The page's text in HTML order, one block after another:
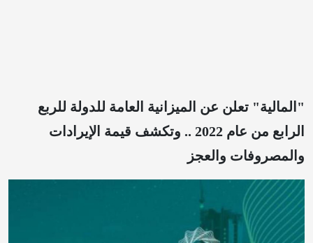
"المالية" تعلن عن الميزانية العامة للدولة للربع
الرابع من عام 2022 .. وتكشف قيمة الإيرادات
والمصروفات والعجز